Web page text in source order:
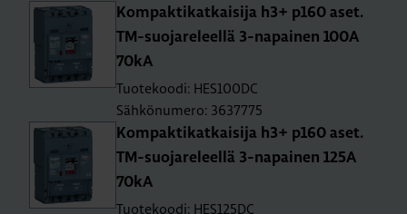
Kom­pak­ti­kat­kai­si­ja h3+ p160 aset.
TM-suo­ja­re­leel­lä 3-na­pai­nen 100A
70kA
Tuotekoodi: HES100DC
Sähkönumero: 3637775
Kom­pak­ti­kat­kai­si­ja h3+ p160 aset.
TM-suo­ja­re­leel­lä 3-na­pai­nen 125A
70kA
Tuotekoodi: HES125DC